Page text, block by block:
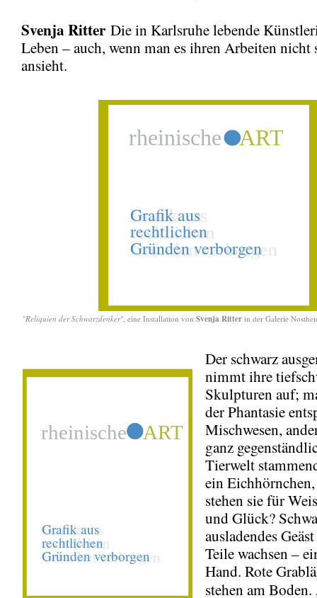
Svenja RitterDie in Karlsruhe lebende
Leben – auch, wenn man es ihren Arbeiten nicht
ansieht.
"Reliquien der Schwarzdenker", eine Installation von Svenja Ritter in der Galerie
Der schwarz
nimmt ihre
Skulpturen auf;
der Phantasie
Mischwesen,
ganz
Tierwelt
ein
stehen sie für
und Glück?
ausladendes
Teile wachsen –
Hand. Rote
stehen am Boden.